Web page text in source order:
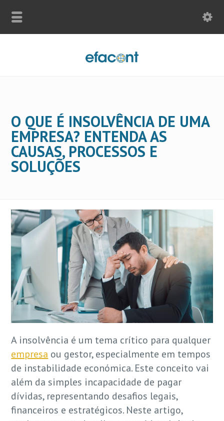
O QUE É INSOLVÊNCIA DE UMA
EMPRESA? ENTENDA AS
CAUSAS, PROCESSOS E
SOLUÇÕES
A insolvência é um tema crítico para qualquer
empresa ou gestor, especialmente em tempos
de instabilidade económica. Este conceito vai
além da simples incapacidade de pagar
dívidas, representando desafios legais,
financeiros e estratégicos. Neste artigo,